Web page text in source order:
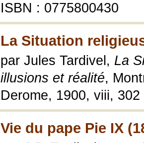
ISBN : 0775800430
La Situation
par Jules Tardivel, La
illusions et réalité,
Derome, 1900, viii,
Vie du pape Pie IX